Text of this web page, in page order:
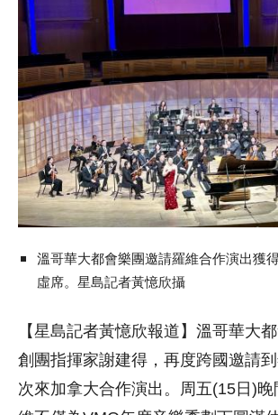
溫哥華大都會樂團邀請羅維合作演出獲
虛席。星島記者黃憶欣攝
【星島記者黃憶欣報道】溫哥華大
創團指揮家謝建得，再度跨國邀請
次來加拿大合作演出。周五(15日)